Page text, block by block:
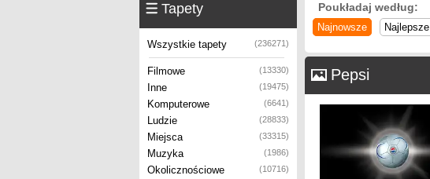
Tapety
Wszystkie tapety (236271)
Filmowe (13330)
Inne (19475)
Komputerowe (6641)
Ludzie (28833)
Miejsca (33315)
Muzyka (1986)
Okolicznościowe (10716)
Poukładaj według:
Najnowsze Najlepsze
Pepsi